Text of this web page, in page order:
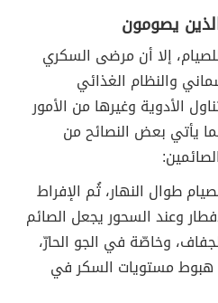
يصومون
إلا أن مرضى السكري
والنظام الغذائي
الأدوية وغيرها من الأمور
يأتي بعض النصائح من
طوال النهار، ثُم الإفراط
وعند السحور يجعل الصائم
وخاصّة في الجو الحارّ،
هبوط مستويات السكر في